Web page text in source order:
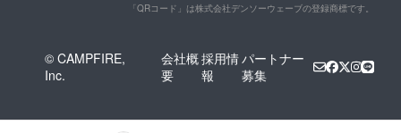
「QRコード」は株式会社デンソーウェーブの登録商標です。
© CAMPFIRE,
Inc.
会社概
要
採用情
報
パートナー
募集